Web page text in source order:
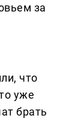
за
что
уже
брать